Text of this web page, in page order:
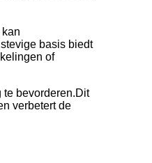
basis biedt
of
te bevorderen.Dit
verbetert de